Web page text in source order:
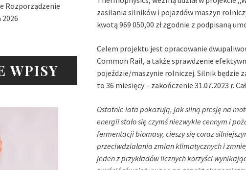
zasilania silników i pojazdów maszyn
kwotą 969 050,00 zł zgodnie z podpisaną
Celem projektu jest opracowanie
Common Rail, a także sprawdzenie
pojeździe/maszynie rolniczej. Silnik będzie
to 36 miesięcy – zakończenie 31.07.2023 r.
Ostatnie lata pokazują, jak silną presję na
energii stało się czymś niezwykle cennym i
fermentacji biomasy, cieszy się coraz
przeciwdziałania zmian klimatycznych i
jeden z przykładów licznych korzyści
Rozporządzenie
WPISY